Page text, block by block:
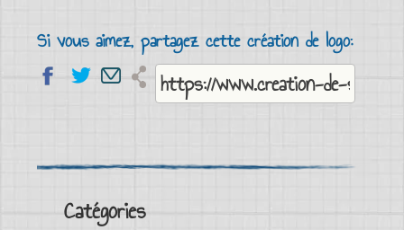
Si vous aimez, partagez cette création de logo:
Catégories